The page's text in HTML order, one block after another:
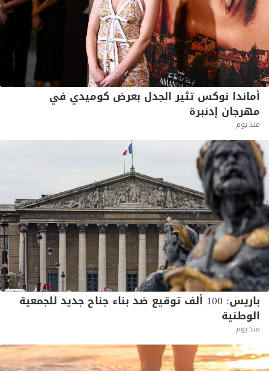
أماندا نوكس تثير الجدل بعرض كوميدي في
مهرجان إدنبرة
منذ يوم
باريس: 100 ألف توقيع ضد بناء جناح جديد للجمعية
الوطنية
منذ يوم